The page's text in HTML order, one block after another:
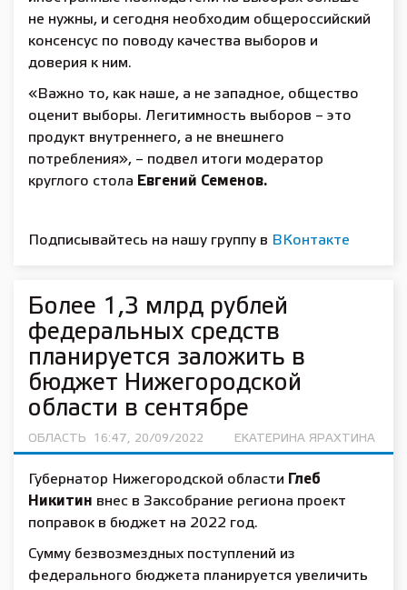
не нужны, и сегодня необходим общероссийский
консенсус по поводу качества выборов и
доверия к ним.
«Важно то, как наше, а не западное, общество
оценит выборы. Легитимность выборов – это
продукт внутреннего, а не внешнего
потребления», – подвел итоги модератор
круглого стола Евгений Семенов.
Подписывайтесь на нашу группу в ВКонтакте
Более 1,3 млрд рублей
федеральных средств
планируется заложить в
бюджет Нижегородской
области в сентябре
ОБЛАСТЬ 16:47, 20/09/2022 ЕКАТЕРИНА ЯРАХТИНА
Губернатор Нижегородской области
Глеб
Никитин внес в Заксобрание региона проект
поправок в бюджет на 2022 год.
Сумму безвозмездных поступлений из
федерального бюджета планируется увеличить